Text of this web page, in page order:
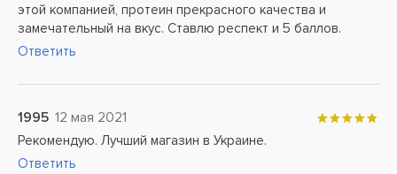
этой компанией, протеин прекрасного качества и
замечательный на вкус. Ставлю респект и 5 баллов.
Ответить
1995 12 мая 2021
Рекомендую. Лучший магазин в Украине.
Ответить